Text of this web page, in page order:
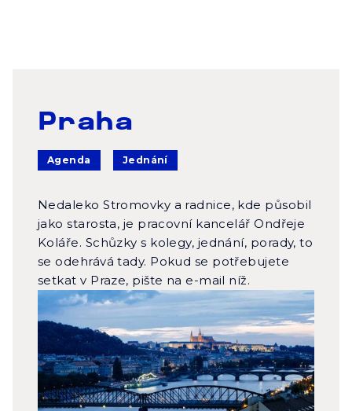
Praha
Agenda Jednání
Nedaleko Stromovky a radnice, kde působil
jako starosta, je pracovní kancelář Ondřeje
Koláře. Schůzky s kolegy, jednání, porady, to
se odehrává tady. Pokud se potřebujete
setkat v Praze, pište na e-mail níž.